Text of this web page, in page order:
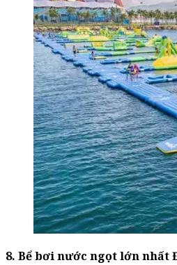
8. Bể bơi nước ngọt lớn nhất